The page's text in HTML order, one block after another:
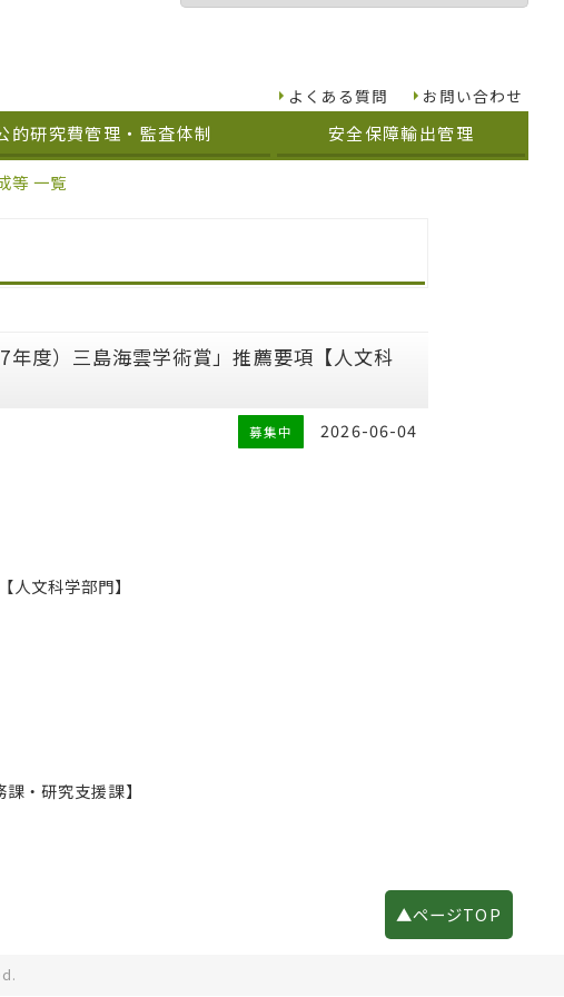
よくある質問 お問い合わせ
的研究費管理・監査体制 安全保障輸出管理
等 一覧
度）三島海雲学術賞」推薦要項【人文科
募集中 2026-06-04
文科学部門】
・研究支援課】
▲ページTOP